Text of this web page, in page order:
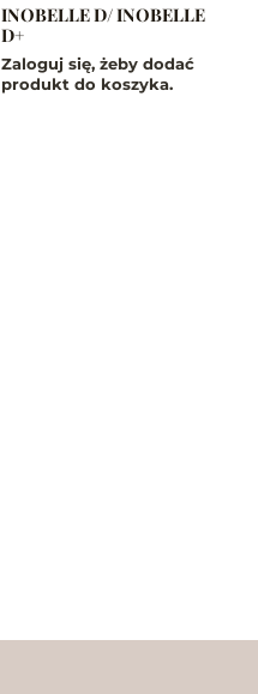
INOBELLE D/ INOBELLE
D+
Zaloguj się, żeby dodać
produkt do koszyka.